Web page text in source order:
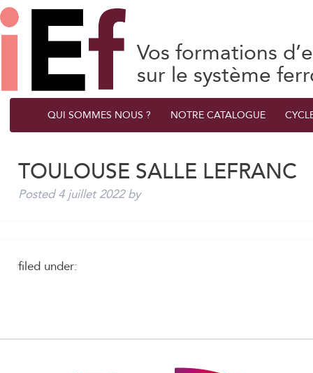
Vos formations
sur le système
QUI SOMMES NOUS ? NOTRE CATALOGUE
TOULOUSE SALLE LEFRANC
Posted4 juillet 2022 by
filed under: